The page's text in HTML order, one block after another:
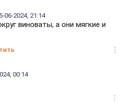
06-2024, 21:14
виноваты, а они мягкие и
00:14